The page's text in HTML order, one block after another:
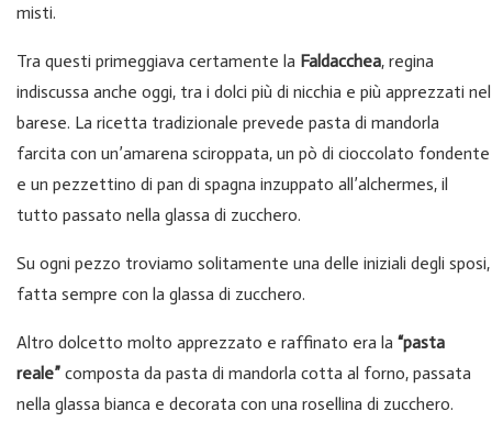
misti.
Tra questi primeggiava certamente la Faldacchea, regina
indiscussa anche oggi, tra i dolci più di nicchia e più apprezzati nel
barese. La ricetta tradizionale prevede pasta di mandorla
farcita con un’amarena sciroppata, un pò di cioccolato fondente
e un pezzettino di pan di spagna inzuppato all’alchermes, il
tutto passato nella glassa di zucchero.
Su ogni pezzo troviamo solitamente una delle iniziali degli sposi,
fatta sempre con la glassa di zucchero.
Altro dolcetto molto apprezzato e raffinato era la “pasta
reale” composta da pasta di mandorla cotta al forno, passata
nella glassa bianca e decorata con una rosellina di zucchero.